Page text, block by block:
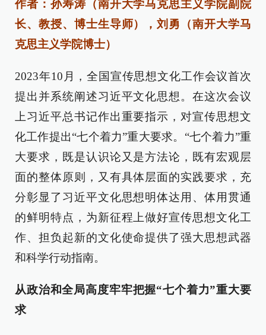
作者：孙寿涛（南开大学马克思主义学院副院
长、教授、博士生导师），刘勇（南开大学马
克思主义学院博士）
2023年10月，全国宣传思想文化工作会议首次
提出并系统阐述习近平文化思想。在这次会议
上习近平总书记作出重要指示，对宣传思想文
化工作提出“七个着力”重大要求。“七个着力”重
大要求，既是认识论又是方法论，既有宏观层
面的整体原则，又有具体层面的实践要求，充
分彰显了习近平文化思想明体达用、体用贯通
的鲜明特点，为新征程上做好宣传思想文化工
作、担负起新的文化使命提供了强大思想武器
和科学行动指南。
从政治和全局高度牢牢把握“七个着力”重大要
求